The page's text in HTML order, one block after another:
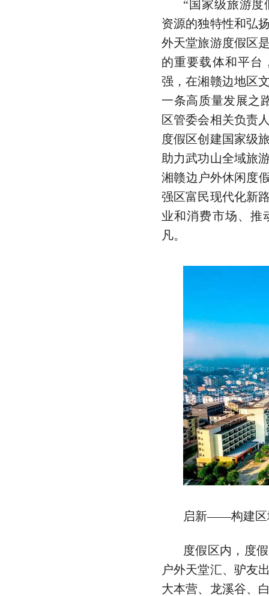
“国家级旅游
资源的独特性和弘
外天堂旅游度假区
的重要载体和平台
强，在湘赣边地区
一条高质量发展之
区管委会相关负责
度假区创建国家级
助力武功山全域旅
湘赣边户外休闲度
强区富民现代化新
业和消费市场、推
凡。
启新——构建区
度假区内，度
户外天堂汇、驴友
大本营、龙溪谷、